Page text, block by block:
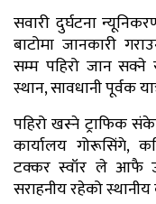
सवारी दुर्घटना
बाटोमा जानकारी
सम्म पहिरो जान सक्ने
स्थान, सावधानी पूर्वक
पहिरो खस्ने ट्राफिक
कार्यालय गोरूसिंगे,
टक्कर स्वॉर ले आफै
सराहनीय रहेको